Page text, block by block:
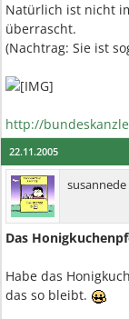
Natürlich ist nicht
überrascht.
(Nachtrag: Sie ist
http://
22.11.2005
susannede
Das
Habe das
das so bleibt.